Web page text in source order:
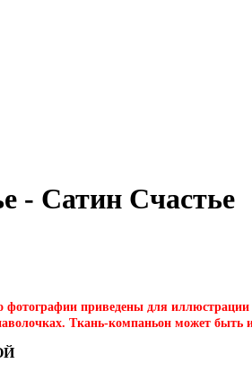
- Сатин Счастье
приведены для иллюстрации
Ткань-компаньон может быть